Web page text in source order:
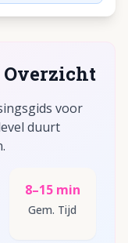
Overzicht
voor
duurt
8–15 min
Gem. Tijd